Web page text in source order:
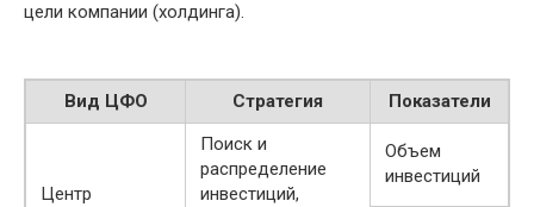
цели компании (холдинга).
Вид ЦФО Стратегия Показатели
Центр
Поиск и
распределение
инвестиций,
Объем
инвестиций